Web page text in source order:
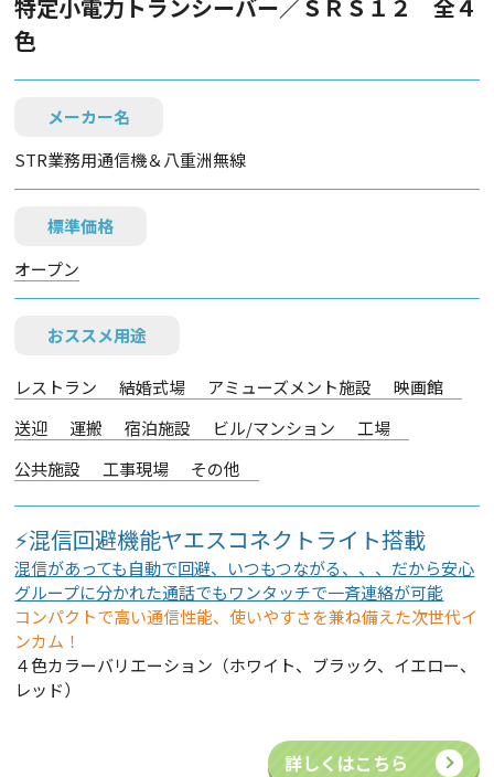
特定小電力トランシーバー／ＳＲＳ１２ 全４
色
メーカー名
STR業務用通信機＆八重洲無線
標準価格
オープン
おススメ用途
レストラン 結婚式場 アミューズメント施設
映画館
送迎
運搬 宿泊施設 ビル/マンション
工場
公共施設
工事現場 その他
⚡混信回避機能ヤエスコネクトライト搭載
混信があっても自動で回避、いつもつながる、、、だから安心
グループに分かれた通話でもワンタッチで一斉連絡が可能
コンパクトで高い通信性能、使いやすさを兼ね備えた次世代イ
ンカム！
４色カラーバリエーション（ホワイト、ブラック、イエロー、
レッド）
詳しくはこちら